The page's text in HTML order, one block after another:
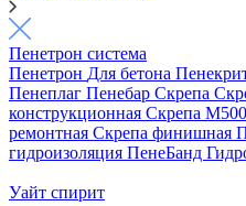
Пенетрон система
Пенетрон Для бетона
Пенеплаг Пенебар Скрепа
конструкционная Скрепа М500
ремонтная Скрепа финишная
гидроизоляция ПенеБанд
Уайт спирит